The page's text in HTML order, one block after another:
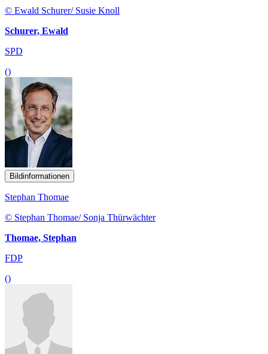
© Ewald Schurer/ Susie Knoll
Schurer, Ewald
SPD
()
Bildinformationen
Stephan Thomae
© Stephan Thomae/ Sonja Thürwächter
Thomae, Stephan
FDP
()